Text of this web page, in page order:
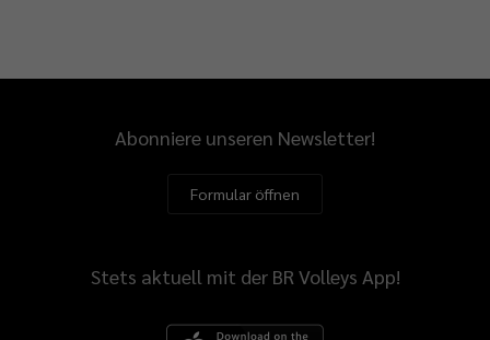
Abonniere unseren Newsletter!
Formular öffnen
Stets aktuell mit der BR Volleys App!